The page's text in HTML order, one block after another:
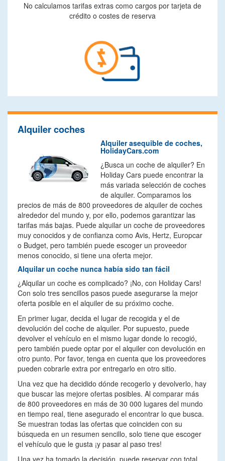
No calculamos tarifas extras como cargos por tarjeta de
crédito o costes de reserva
Alquiler coches
Alquiler asequible de coches,
HolidayCars.com
¿Busca un coche de alquiler? En
Holiday Cars puede encontrar la
más variada selección de coches
de alquiler. Comparamos los
precios de más de 800 proveedores de alquiler de coches
alrededor del mundo y, por ello, podemos garantizar las
tarifas más bajas. Puede alquilar un coche de proveedores
muy conocidos y de confianza como Avis, Hertz, Europcar
o Budget, pero también puede escoger un proveedor
menos conocido, si tiene una oferta mejor.
Alquilar un coche nunca había sido tan fácil
¿Alquilar un coche es complicado? ¡No, con Holiday Cars!
Con solo tres sencillos pasos puede asegurarse la mejor
oferta posible en el alquiler de su próximo coche.
En primer lugar, decida el lugar de recogida y el de
devolución del coche de alquiler. Por supuesto, puede
devolver el vehículo en el mismo lugar donde lo recogió,
pero también puede optar por el alquiler con devolución en
otro punto. Por favor, tenga en cuenta que los proveedores
pueden cobrarle extra por entregarlo en otro sitio.
Una vez que ha decidido dónde recogerlo y devolverlo, hay
que buscar las mejore ofertas posibles. Al comparar más
de 800 proveedores en más de 30 000 lugares del mundo
en tiempo real, tiene asegurado el encontrar lo que busca.
Se muestran todas las ofertas que coinciden con su
búsqueda en un resumen sencillo, solo tiene que escoger
el vehículo que le gusta ¡y pasar al paso tres!
Una vez ha tomado la decisión, puede reservar con total